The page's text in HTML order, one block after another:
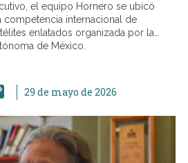
el equipo Hornero se ubicó
competencia internacional de
enlatados organizada por la
de México.
Copy29 de mayo de 2026